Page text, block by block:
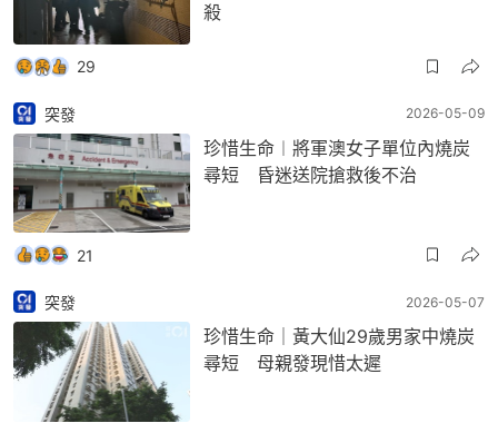
殺
29
突發 2026-05-09
珍惜生命︱將軍澳女子單位內燒炭
尋短 昏迷送院搶救後不治
21
突發 2026-05-07
珍惜生命｜黃大仙29歲男家中燒炭
尋短 母親發現惜太遲